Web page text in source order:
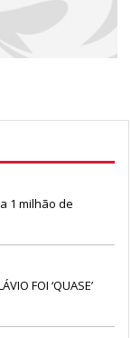
1 milhão de
FOI ‘QUASE’